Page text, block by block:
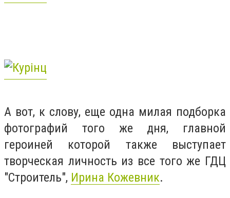
А вот, к слову, еще одна милая подборка
фотографий того же дня, главной
героиней которой также выступает
творческая личность из все того же ГДЦ
"Строитель", Ирина Кожевник.